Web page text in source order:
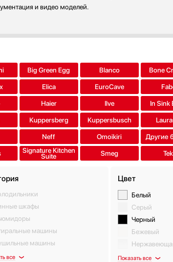
и видео моделей.
Big Green Egg Blanco Bone
Elica EuroCave
Haier Ilve In Sink
Kuppersberg Kuppersbusch
Neff Omoikiri Другие
Signature Kitchen
Suite Smeg
шкафы
машины
машины
все
Цвет
Белый
Серый
Черный
Бежевый
Показать все